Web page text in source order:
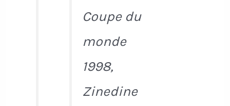
Coupe du
monde
1998,
Zinedine